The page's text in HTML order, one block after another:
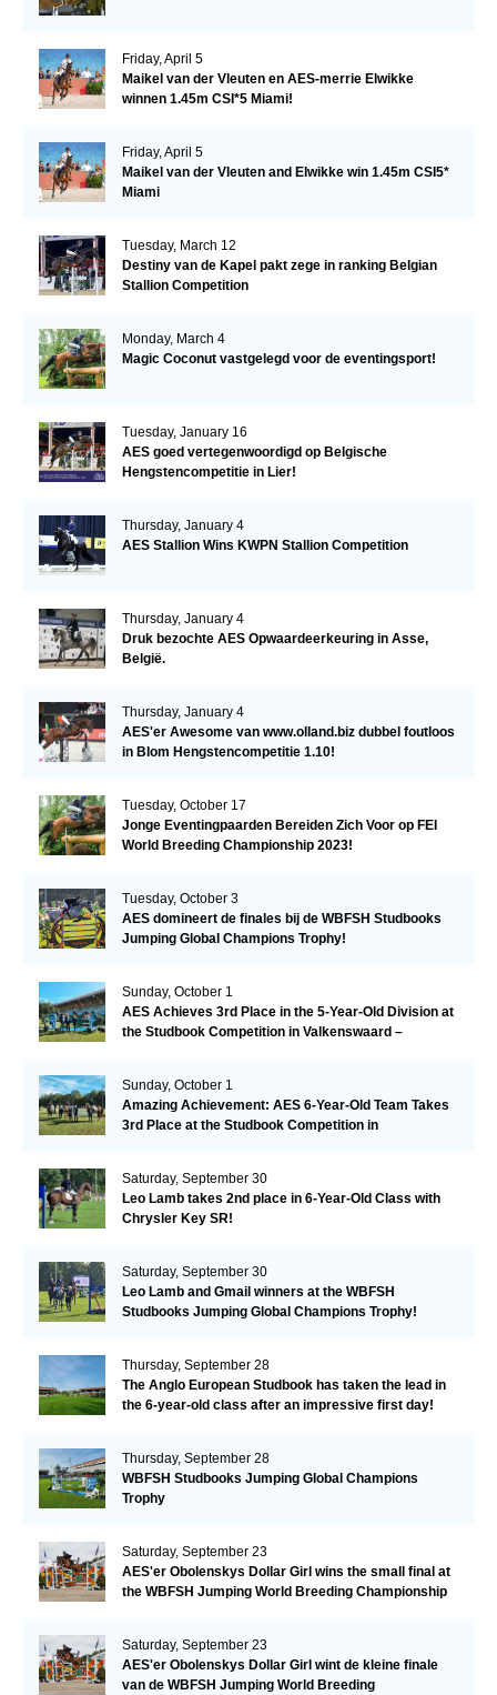
Friday, April 5
Maikel van der Vleuten en AES-merrie Elwikke
winnen 1.45m CSI*5 Miami!
Friday, April 5
Maikel van der Vleuten and Elwikke win 1.45m CSI5*
Miami
Tuesday, March 12
Destiny van de Kapel pakt zege in ranking Belgian
Stallion Competition
Monday, March 4
Magic Coconut vastgelegd voor de eventingsport!
Tuesday, January 16
AES goed vertegenwoordigd op Belgische
Hengstencompetitie in Lier!
Thursday, January 4
AES Stallion Wins KWPN Stallion Competition
Thursday, January 4
Druk bezochte AES Opwaardeerkeuring in Asse,
België.
Thursday, January 4
AES'er Awesome van www.olland.biz dubbel foutloos
in Blom Hengstencompetitie 1.10!
Tuesday, October 17
Jonge Eventingpaarden Bereiden Zich Voor op FEI
World Breeding Championship 2023!
Tuesday, October 3
AES domineert de finales bij de WBFSH Studbooks
Jumping Global Champions Trophy!
Sunday, October 1
AES Achieves 3rd Place in the 5-Year-Old Division at
the Studbook Competition in Valkenswaard –
Sunday, October 1
Amazing Achievement: AES 6-Year-Old Team Takes
3rd Place at the Studbook Competition in
Saturday, September 30
Leo Lamb takes 2nd place in 6-Year-Old Class with
Chrysler Key SR!
Saturday, September 30
Leo Lamb and Gmail winners at the WBFSH
Studbooks Jumping Global Champions Trophy!
Thursday, September 28
The Anglo European Studbook has taken the lead in
the 6-year-old class after an impressive first day!​
Thursday, September 28
WBFSH Studbooks Jumping Global Champions
Trophy
Saturday, September 23
AES'er Obolenskys Dollar Girl wins the small final at
the WBFSH Jumping World Breeding Championship
Saturday, September 23
AES'er Obolenskys Dollar Girl wint de kleine finale
van de WBFSH Jumping World Breeding